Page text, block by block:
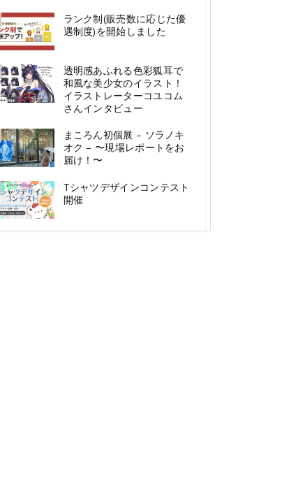
ランク制(販売数に応じた優
遇制度)を開始しました
透明感あふれる色彩狐耳で
和風な美少女のイラスト！
イラストレーターコユコム
さんインタビュー
まころん初個展 – ソラノキ
オク – 〜現場レポートをお
届け！〜
Tシャツデザインコンテスト
開催